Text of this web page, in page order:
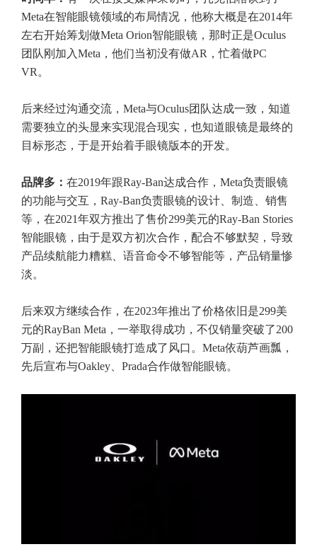
Meta在智能眼镜领域的布局情况，他称大概是在2014年
左右开始筹划做Meta Orion智能眼镜，那时正是Oculus
团队刚加入Meta，他们当初没有做AR，忙着做PC
VR。
后来经过沟通交流，Meta与Oculus团队达成一致，知道
需要独立的头显来实现混合现实，也知道眼镜是最终的
目标形态，于是开始着手眼镜版本的开发。
品牌多： 在2019年跟Ray-Ban达成合作，Meta负责眼镜
的功能与交互，Ray-Ban负责眼镜的设计、制造、销售
等，在2021年双方推出了售价299美元的Ray-Ban Stories
智能眼镜，由于是双方初次合作，配合不够默契，导致
产品续航能力糟糕、语音命令不够智能等，产品销量惨
淡。
后来双方继续合作，在2023年推出了价格依旧是299美
元的RayBan Meta，一举取得成功，不仅销量突破了200
万副，还把智能眼镜打造成了风口。Meta依葫芦画瓢，
先后宣布与Oakley、Prada合作做智能眼镜。